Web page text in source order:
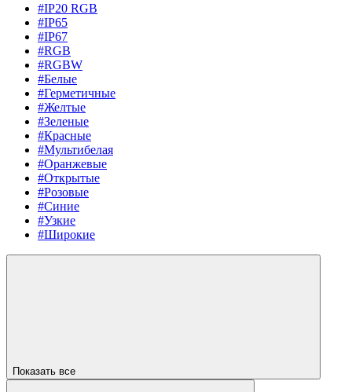
#IP20 RGB
#IP65
#IP67
#RGB
#RGBW
#Белые
#Герметичные
#Желтые
#Зеленые
#Красные
#Мультибелая
#Оранжевые
#Открытые
#Розовые
#Синие
#Узкие
#Широкие
Показать все